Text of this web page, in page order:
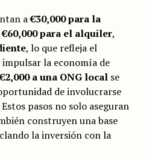
a€30,000 para la
para el alquiler,
, lo que refleja el
la economía de
a una ONG localse
de involucrarse
pasos no solo aseguran
construyen una base
la inversión con la